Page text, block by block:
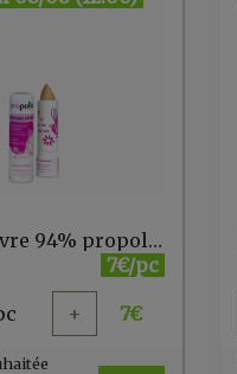
Baume à lèvre 94% propolis karité 4g Propolia
7€/pc
+ 7€